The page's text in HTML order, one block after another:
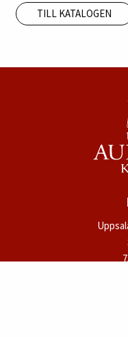
TILL KATALOGEN